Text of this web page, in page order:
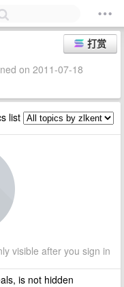
打赏
on 2011-07-18
list
visible after you sign in
is not hidden